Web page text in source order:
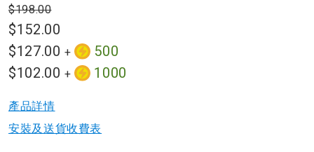
the
images
gallery
$152.00
$127.00 +
500
$102.00 + 1000
$198.00
產品詳情​
安裝及送貨收費表